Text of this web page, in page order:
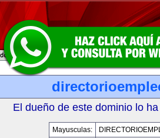
El dueño de este dominio lo
Mayusculas: